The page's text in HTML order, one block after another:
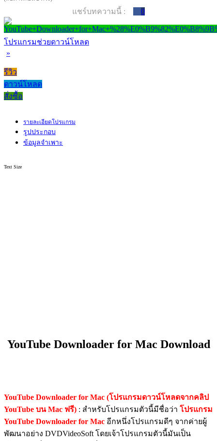
แชร์บทความนี้ : 0
โปรแกรมช่วยดาวน์โหลด
»
รีวิว
ดาวน์โหลด
สั่งซื้อ
รายละเอียดโปรแกรม
รูปประกอบ
ข้อมูลจำเพาะ
Text Size
YouTube Downloader for Mac Download
YouTube Downloader for Mac (โปรแกรมดาวน์โหลดจากคลิป
YouTube บน Mac ฟรี) : สำหรับโปรแกรมตัวนี้มีชื่อว่า โปรแกรม
YouTube Downloader for Mac อีกหนึ่งโปรแกรมดีๆ จากค่ายผู้
พัฒนาอย่าง DVDVideoSoft โดยเจ้าโปรแกรมตัวนี้มันเป็น